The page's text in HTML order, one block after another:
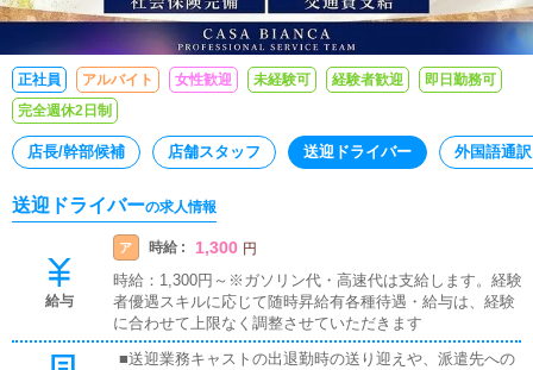
正社員 アルバイト 女性歓迎 未経験可 経験者歓迎
即日勤務可
完全週休2日制
店長/幹部候補 店舗スタッフ 送迎ドライバー 外国語通
送迎ドライバーの求人情報
給与
ア 時給 : 1,300 円
時給：1,300円～※ガソリン代・高速代は支給します。経験
者優遇スキルに応じて随時昇給有各種待遇・給与は、経験
に合わせて上限なく調整させていただきます
■送迎業務キャストの出退勤時の送り迎えや、派遣先への